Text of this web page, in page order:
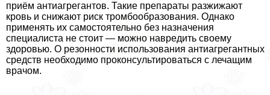
приём антиагрегантов. Такие препараты разжижают
кровь и снижают риск тромбообразования. Однако
применять их самостоятельно без назначения
специалиста не стоит — можно навредить своему
здоровью. О резонности использования антиагрегантных
средств необходимо проконсультироваться с лечащим
врачом.